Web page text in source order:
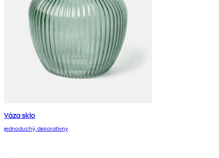
Váza sklo
jednoduchý, dekoratívny